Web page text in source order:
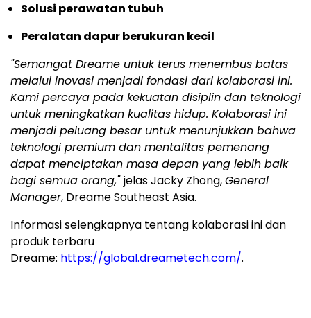
Solusi perawatan tubuh
Peralatan dapur berukuran kecil
"Semangat Dreame untuk terus menembus batas
melalui inovasi menjadi fondasi dari kolaborasi ini.
Kami percaya pada kekuatan disiplin dan teknologi
untuk meningkatkan kualitas hidup. Kolaborasi ini
menjadi peluang besar untuk menunjukkan bahwa
teknologi premium dan mentalitas pemenang
dapat menciptakan masa depan yang lebih baik
bagi semua orang,"jelas Jacky Zhong,General
Manager, Dreame Southeast Asia.
Informasi selengkapnya tentang kolaborasi ini dan
produk terbaru
Dreame: https://global.dreametech.com/.